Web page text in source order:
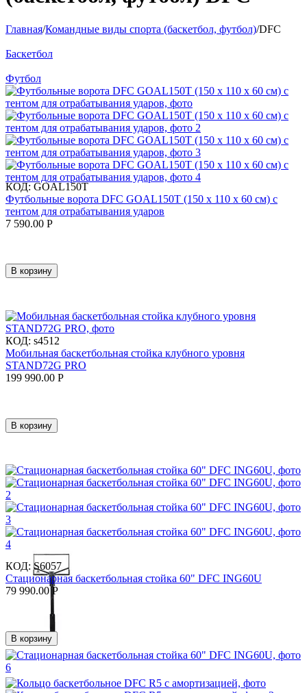
Главная/Командные виды спорта (баскетбол, футбол)/DFC
Баскетбол
Футбол
КОД: GOAL150T
Футбольные ворота DFC GOAL150T (150 х 110 х 60 см) с
тентом для отрабатывания ударов
7 590.00 Р
В корзину
КОД: s4512
Мобильная баскетбольная стойка клубного уровня
STAND72G PRO
199 990.00 Р
В корзину
КОД: S6057
Стационарная баскетбольная стойка 60" DFC ING60U
79 990.00 Р
В корзину